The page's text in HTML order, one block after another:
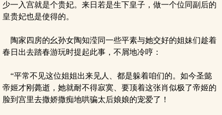
少一入宫就是个贵妃。来日若是生下皇子，做一个位同副后的
皇贵妃也是使得的。
陶家四房的幺孙女陶知滢同一些平素与她交好的姐妹们趁着
春日出去踏春游玩时提起此事，不屑地冷哼：
“平常不见这位姐姐出来见人、都是躲着咱们的。如今圣懿
帝姬才刚薨逝，她就耐不得寂寞、要顶着这张肖似极了帝姬的
脸到宫里去撒娇撒痴地哄骗太后娘娘的宠爱了！